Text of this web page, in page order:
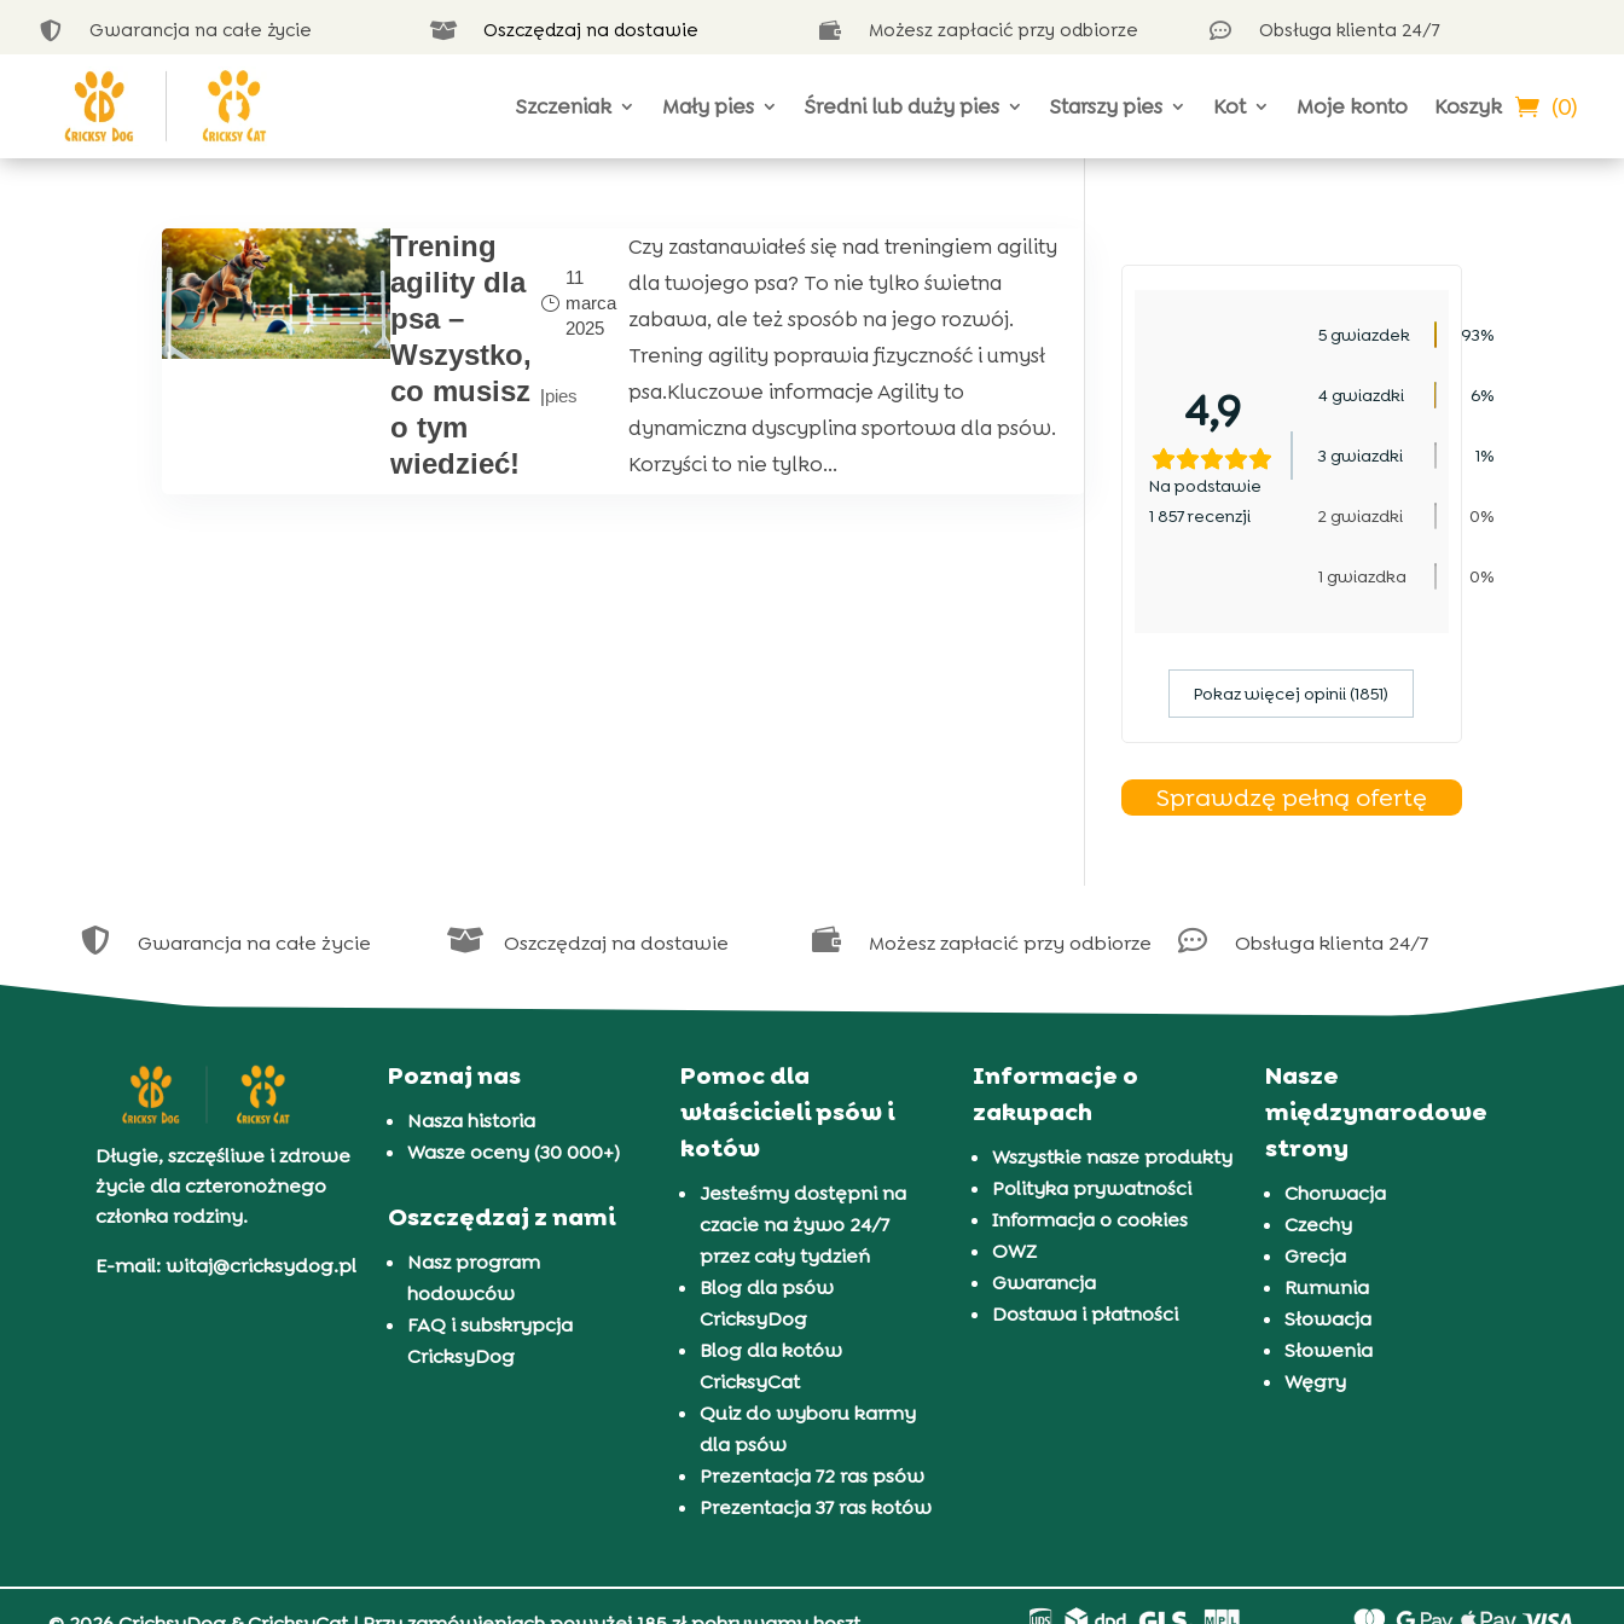
 Gwarancja na całe życie  Oszczędzaj na dostawie  Możesz zapłacić przy odbiorze  Obsługa klienta 24/7
Szczeniak Mały pies Średni lub duży pies Starszy pies Kot Moje konto Koszyk (0)
Trening
agility dla
psa –
Wszystko,
co musisz
o tym
wiedzieć!
11
marca
2025
|pies
Czy zastanawiałeś się nad treningiem agility
dla twojego psa? To nie tylko świetna
zabawa, ale też sposób na jego rozwój.
Trening agility poprawia fizyczność i umysł
psa.Kluczowe informacje Agility to
dynamiczna dyscyplina sportowa dla psów.
Korzyści to nie tylko...
4,9
Na podstawie
1 857 recenzji
5 gwiazdek 93%
4 gwiazdki 6%
3 gwiazdki 1%
2 gwiazdki 0%
1 gwiazdka 0%
Pokaz więcej opinii (1851)
Sprawdzę pełną ofertę
 Gwarancja na całe życie  Oszczędzaj na dostawie  Możesz zapłacić przy odbiorze  Obsługa klienta 24/7
Długie, szczęśliwe i zdrowe
życie dla czteronożnego
członka rodziny.
E-mail: witaj@cricksydog.pl
Poznaj nas
Nasza historia
Wasze oceny (30 000+)
Oszczędzaj z nami
Nasz program
hodowców
FAQ i subskrypcja
CricksyDog
Pomoc dla
właścicieli psów i
kotów
Jesteśmy dostępni na
czacie na żywo 24/7
przez cały tydzień
Blog dla psów
CricksyDog
Blog dla kotów
CricksyCat
Quiz do wyboru karmy
dla psów
Prezentacja 72 ras psów
Prezentacja 37 ras kotów
Informacje o
zakupach
Wszystkie nasze produkty
Polityka prywatności
Informacja o cookies
OWZ
Gwarancja
Dostawa i płatności
Nasze
międzynarodowe
strony
Chorwacja
Czechy
Grecja
Rumunia
Słowacja
Słowenia
Węgry